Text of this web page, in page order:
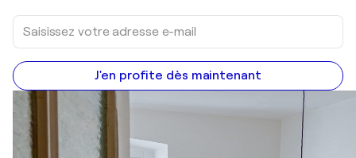
J'en profite dès maintenant